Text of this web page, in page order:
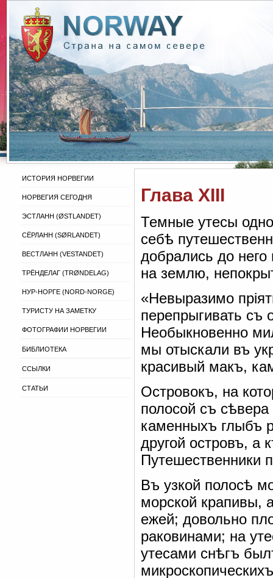
ИСТОРИЯ НОРВЕГИИ
НОРВЕГИЯ СЕГОДНЯ
ЭСТЛАНН (ØSTLANDET)
СЁРЛАНН (SØRLANDET)
ВЕСТЛАНН (VESTANDET)
ТРЁНДЕЛАГ (TRØNDELAG)
НУР-НОРГЕ (NORD-NORGE)
ТУРИСТУ НА ЗАМЕТКУ
ФОТОГРАФИИ НОРВЕГИИ
БИБЛИОТЕКА
ССЫЛКИ
СТАТЬИ
Глава XIII
Темные утесы
себѣ
добрались до
на землю,
«Невыразимо
перепрыгивать съ
Необыкновенно
мы отыскали въ
красивый макъ,
Островокъ, на
полосой съ
каменныхъ глыбъ
другой островъ, а
Путешественники
Въ узкой полосѣ
морской крапивы,
ежей; довольно
раковинами; на
утесами снѣгъ